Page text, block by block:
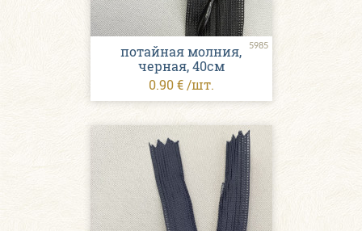
5985
потайная молния,
черная, 40см
0.90 € /шт.